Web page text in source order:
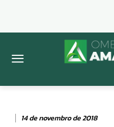
14 de novembro de 2018